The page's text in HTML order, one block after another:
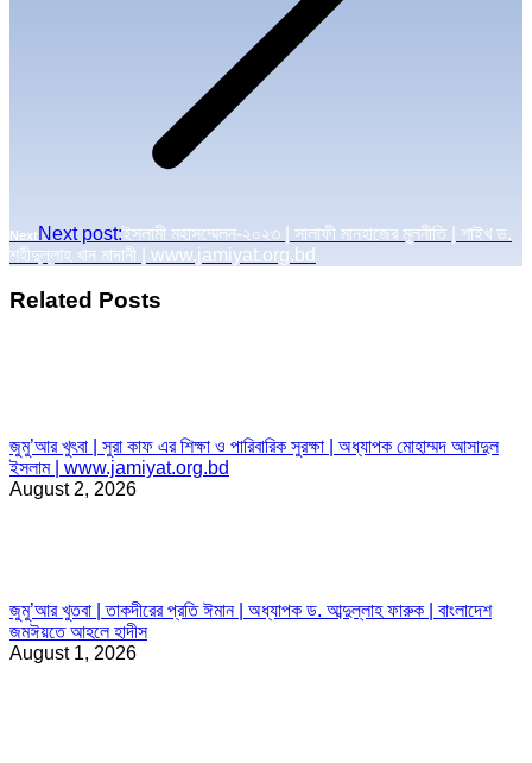
Next Next post:ইসলামী মহাসম্মেলন-২০২৩ | সালাফী মানহাজের মূলনীতি | শাইখ ড.
শহীদুল্লাহ খান মাদানী | www.jamiyat.org.bd
Related Posts
জুমু’আর খুৎবা | সুরা কাফ এর শিক্ষা ও পারিবারিক সুরক্ষা | অধ্যাপক মোহাম্মদ আসাদুল
ইসলাম | www.jamiyat.org.bd
August 2, 2026
জুমু’আর খুতবা | তাকদীরের প্রতি ঈমান | অধ্যাপক ড. আব্দুল্লাহ ফারুক | বাংলাদেশ
জমঈয়তে আহলে হাদীস
August 1, 2026